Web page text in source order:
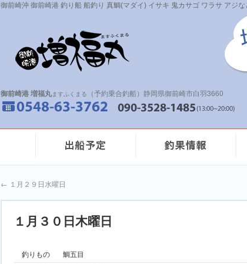
御前崎沖 御前崎港 釣り船 船釣り 真鯛(マダイ) イサキ 鬼カサゴ ワラサ アジな
御前崎港 増福丸ますふくまる （予約乗合釣船）静岡県御前崎市白羽3660
← １月２９日水曜日
１月３０日木曜日
釣りもの
鯛五目